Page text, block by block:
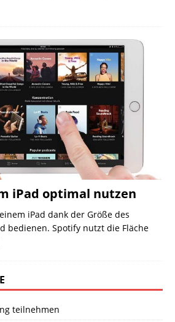
iPad optimal nutzen
iPad dank der Größe des
bedienen. Spotify nutzt die Fläche
teilnehmen